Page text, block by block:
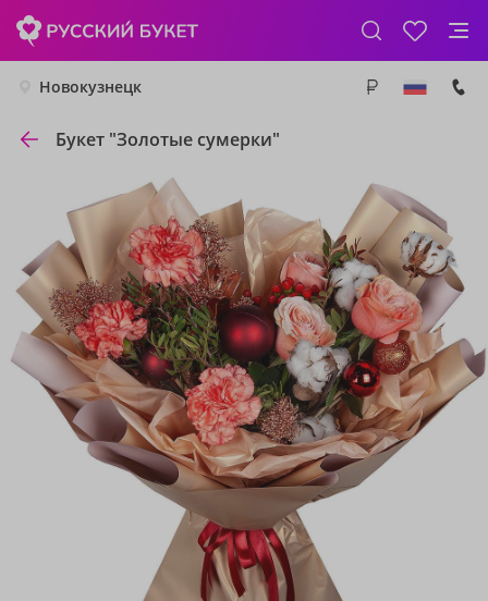
Новокузнецк
Букет "Золотые сумерки"